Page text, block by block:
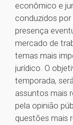
econômico e
conduzidos
presença
mercado de
temas mais
jurídico. O
temporada,
assuntos mais
pela opinião
questões mais